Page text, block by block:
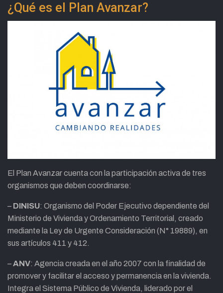
¿Qué es el Plan Avanzar?
El Plan Avanzar cuenta con la participación activa de tres
organismos que deben coordinarse:
– DINISU: Organismo del Poder Ejecutivo dependiente del
Ministerio de Vivienda y Ordenamiento Territorial, creado
mediante la Ley de Urgente Consideración (N° 19889), en
sus artículos 411 y 412.
–ANV: Agencia creada en el año 2007 con la finalidad de
promover y facilitar el acceso y permanencia en la vivienda.
Integra el Sistema Público de Vivienda, liderado por el